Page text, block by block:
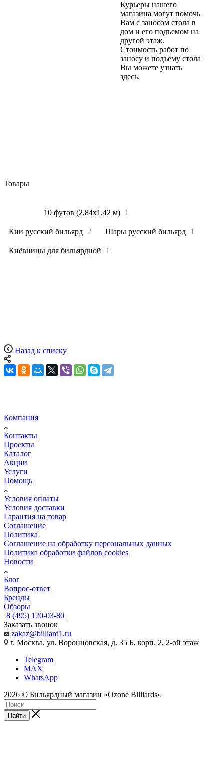
Курьеры нашего
магазина могут помочь
Вам с заносом стола в
дом и его подъемом на
другой этаж.
Стоимость работ по
заносу и подъему стола
Вы можете узнать
здесь.
Товары
10 футов (2,84х1,42 м) 1
Кии русский бильярд 2 Шары русский бильярд 1
Киёвницы для бильярдной 1
Назад к списку
Компания
Контакты
Проекты
Каталог
Акции
Услуги
Помощь
Условия оплаты
Условия доставки
Гарантия на товар
Соглашение
Политика
Соглашение на обработку персональных данных
Политика обработки файлов cookies
Новости
Блог
Вопрос-ответ
Бренды
Обзоры
8 (495) 120-03-80
Заказать звонок
zakaz@billiard1.ru
г. Москва, ул. Воронцовская, д. 35 Б, корп. 2, 2-ой этаж
Telegram
MAX
WhatsApp
2026 © Бильярдный магазин «Ozone Billiards»
Найти